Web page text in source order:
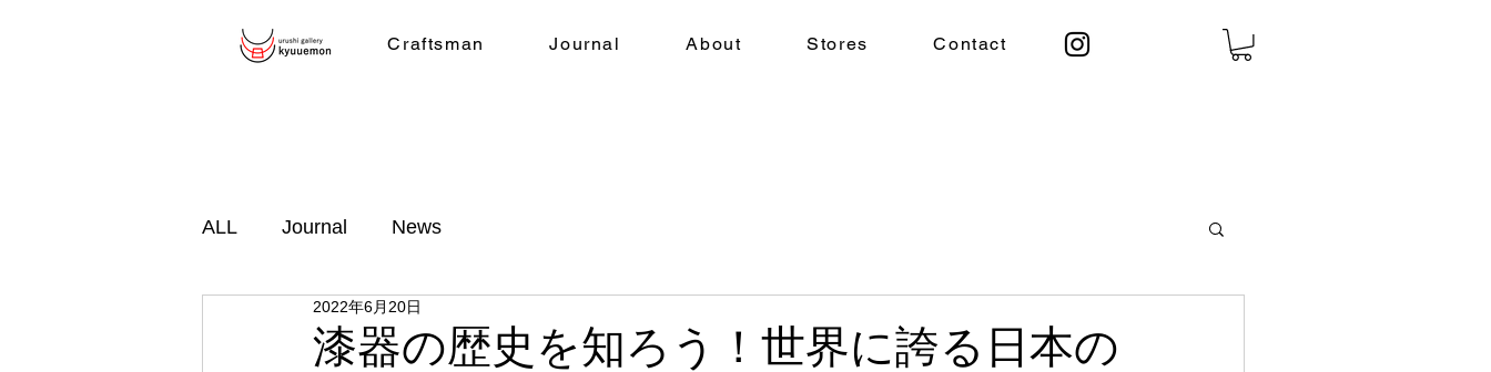
Craftsman Journal About Stores Contact
ALL Journal News
漆器の歴史を知ろう！世界に誇る日本の
2022年6月20日